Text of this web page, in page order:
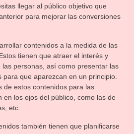
llegar al público objetivo que
para mejorar las conversiones
contenidos a la medida de las
tienen que atraer el interés y
personas, así como presentar las
que aparezcan en un principio.
de estos contenidos para las
en los ojos del público, como las de
etc.
también tienen que planificarse